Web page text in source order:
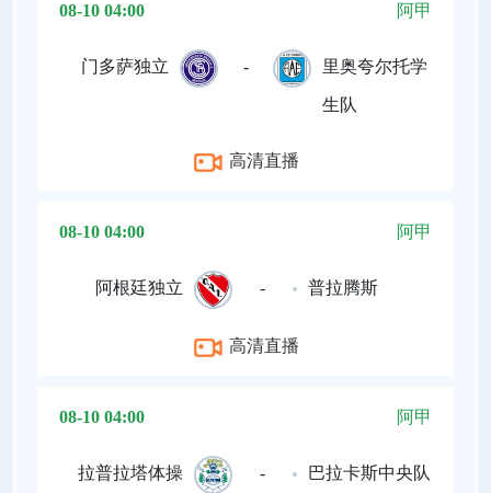
08-10 04:00 阿甲
门多萨独立 - 里奥夸尔托学
生队
高清直播
08-10 04:00 阿甲
阿根廷独立 - 普拉腾斯
高清直播
08-10 04:00 阿甲
拉普拉塔体操 - 巴拉卡斯中央队